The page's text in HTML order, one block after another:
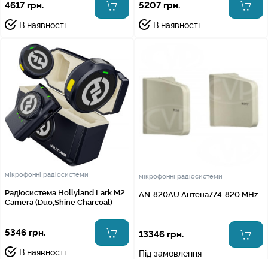
4617 грн.
В наявності
5207 грн.
В наявності
мікрофонні радіосистеми
Радіосистема Hollyland Lark M2
Camera (Duo,Shine Charcoal)
5346 грн.
В наявності
мікрофонні радіосистеми
AN-820AU Антена774-820 MHz
13346 грн.
Під замовлення